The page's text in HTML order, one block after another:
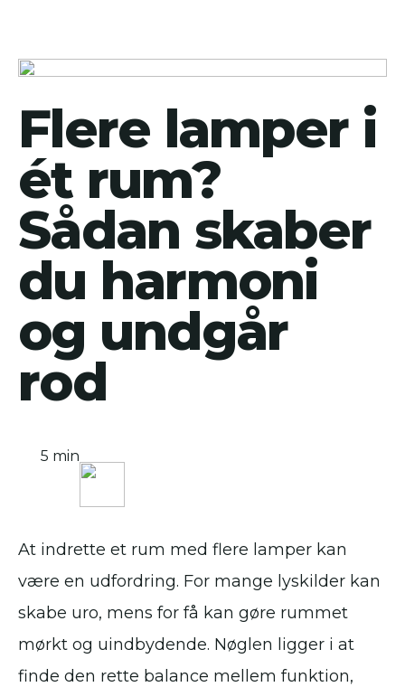
Flere lamper i
ét rum?
Sådan skaber
du harmoni
og undgår
rod
5 min
At indrette et rum med flere lamper kan
være en udfordring. For mange lyskilder kan
skabe uro, mens for få kan gøre rummet
mørkt og uindbydende. Nøglen ligger i at
finde den rette balance mellem funktion,